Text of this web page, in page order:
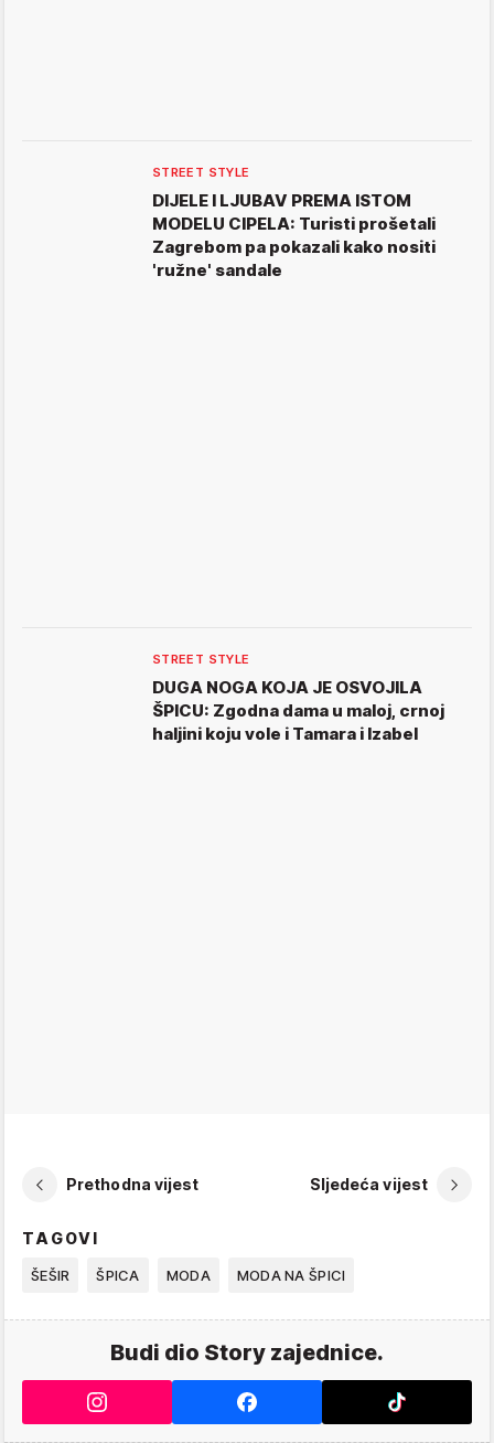
STREET STYLE
DIJELE I LJUBAV PREMA ISTOM
MODELU CIPELA: Turisti prošetali
Zagrebom pa pokazali kako nositi
'ružne' sandale
STREET STYLE
DUGA NOGA KOJA JE OSVOJILA
ŠPICU: Zgodna dama u maloj, crnoj
haljini koju vole i Tamara i Izabel
Prethodna vijest Sljedeća vijest
TAGOVI
ŠEŠIR ŠPICA MODA MODA NA ŠPICI
Budi dio Story zajednice.